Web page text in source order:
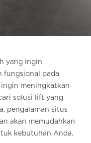
ID
yang ingin
fungsional pada
meningkatkan
solusi lift yang
pengalaman situs
akan memudahkan
kebutuhan Anda.